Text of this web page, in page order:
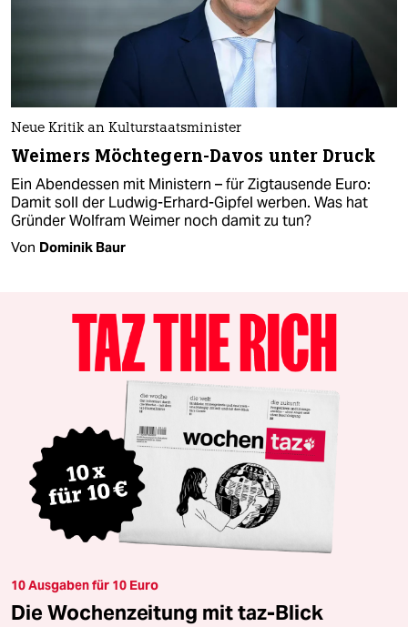
Neue Kritik an Kulturstaatsminister
Weimers Möchtegern-Davos unter Druck
Ein Abendessen mit Ministern – für Zigtausende Euro:
Damit soll der Ludwig-Erhard-Gipfel werben. Was hat
Gründer Wolfram Weimer noch damit zu tun?
Von Dominik Baur
10 Ausgaben für 10 Euro
Die Wochenzeitung mit taz-Blick